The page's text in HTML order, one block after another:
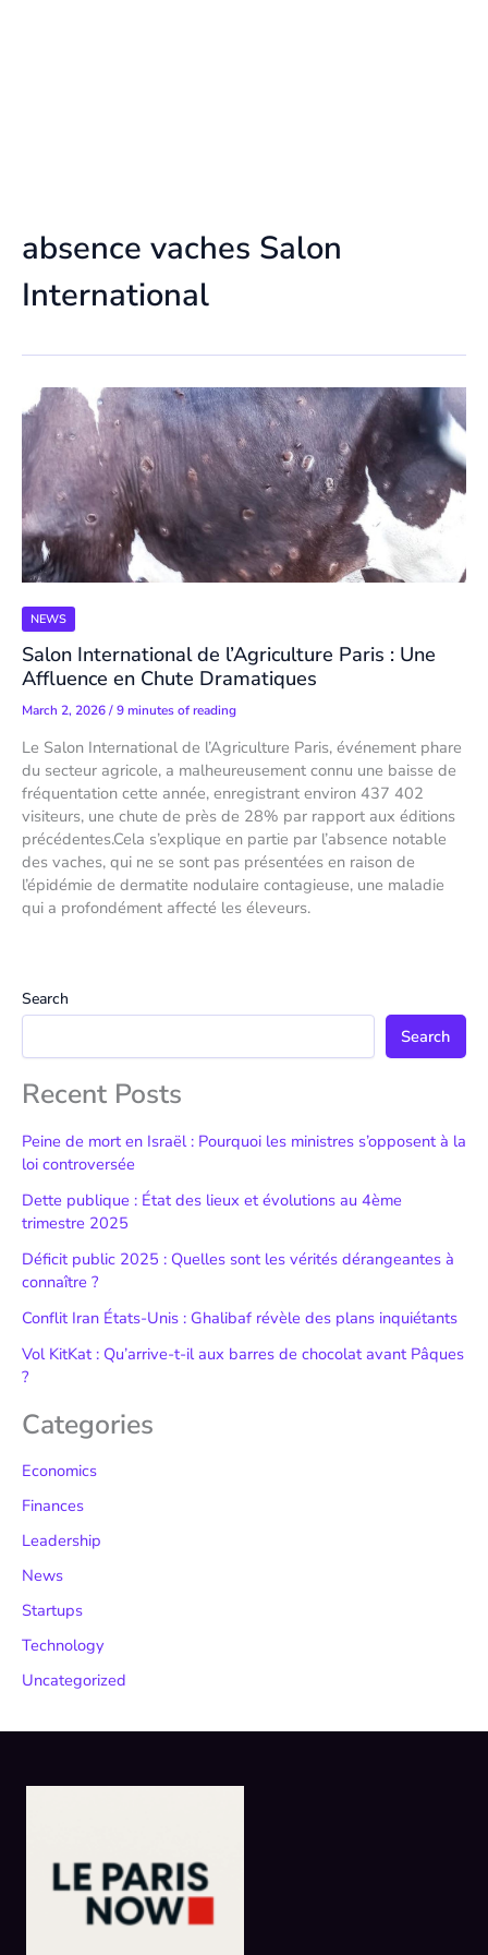
absence vaches Salon
International
NEWS
Salon International de l’Agriculture Paris : Une
Affluence en Chute Dramatiques
March 2, 2026/9 minutes of reading
Le Salon International de l’Agriculture Paris, événement phare
du secteur agricole, a malheureusement connu une baisse de
fréquentation cette année, enregistrant environ 437 402
visiteurs, une chute de près de 28% par rapport aux éditions
précédentes.Cela s’explique en partie par l’absence notable
des vaches, qui ne se sont pas présentées en raison de
l’épidémie de dermatite nodulaire contagieuse, une maladie
qui a profondément affecté les éleveurs.
Search
Search
Recent Posts
Peine de mort en Israël : Pourquoi les ministres s’opposent à la
loi controversée
Dette publique : État des lieux et évolutions au 4ème
trimestre 2025
Déficit public 2025 : Quelles sont les vérités dérangeantes à
connaître ?
Conflit Iran États-Unis : Ghalibaf révèle des plans inquiétants
Vol KitKat : Qu’arrive-t-il aux barres de chocolat avant Pâques
?
Categories
Economics
Finances
Leadership
News
Startups
Technology
Uncategorized